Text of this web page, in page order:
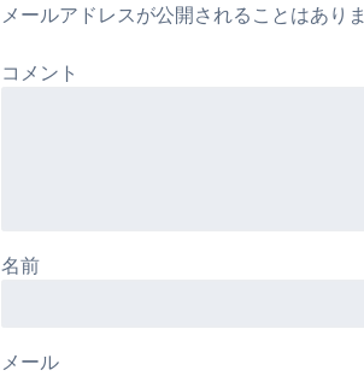
メールアドレスが公開されることはあり
コメント
名前
メール